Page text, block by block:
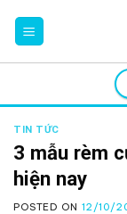
content
TIN TỨC
3 mẫu rèm
hiện nay
POSTED ON 12/10/